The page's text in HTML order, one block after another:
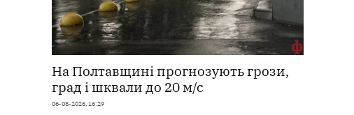
На Полтавщині прогнозують грози,
град і шквали до 20 м/с
06-08-2026, 16:29